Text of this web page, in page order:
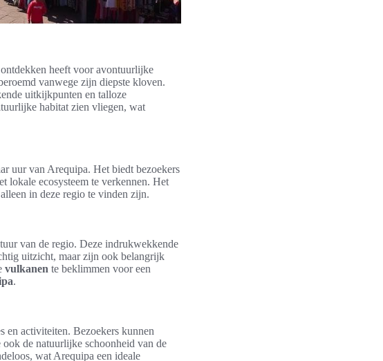
heeft voor avontuurlijke
vanwege zijn diepste kloven.
uitkijkpunten en talloze
habitat zien vliegen, wat
uur van Arequipa. Het biedt bezoekers
lokale ecosysteem te verkennen. Het
in deze regio te vinden zijn.
van de regio. Deze indrukwekkende
uitzicht, maar zijn ook belangrijk
vulkanen te beklimmen voor een
.
en activiteiten. Bezoekers kunnen
de natuurlijke schoonheid van de
wat Arequipa een ideale